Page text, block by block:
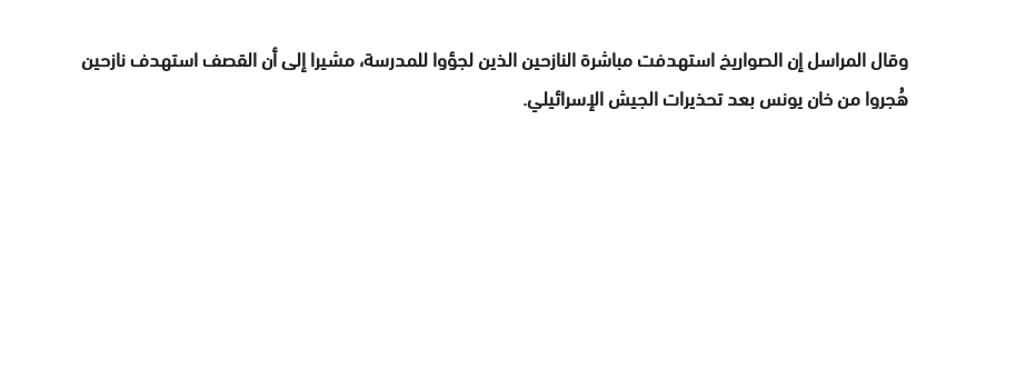
وقال المراسل إن الصواريخ استهدفت مباشرة النازحين الذين لجؤوا للمدرسة، مشيرا إلى أن القصف استهدف نازحين
هُجروا من خان يونس بعد تحذيرات الجيش الإسرائيلي.